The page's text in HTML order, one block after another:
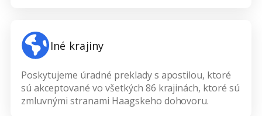
Iné krajiny
Poskytujeme úradné preklady s apostilou, ktoré
sú akceptované vo všetkých 86 krajinách, ktoré sú
zmluvnými stranami Haagskeho dohovoru.